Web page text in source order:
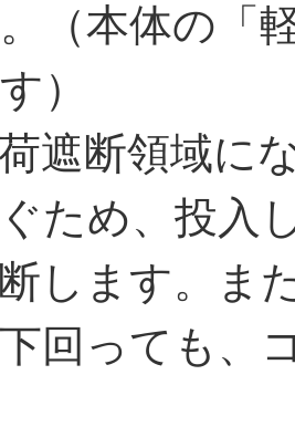
（本体の「
）
遮断領域に
ため、投入
します。ま
回っても、